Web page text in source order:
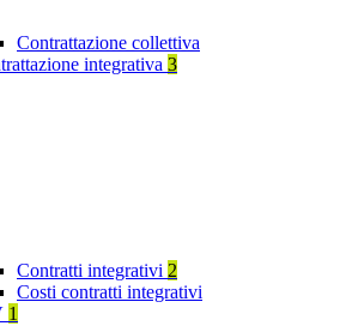
Contrattazione collettiva
integrativa 3
Contratti integrativi 2
Costi contratti integrativi
1